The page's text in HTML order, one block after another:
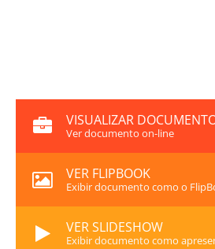
VISUALIZAR
Ver documento on-line
VER FLIPBOOK
Exibir documento como o
VER SLIDESHOW
Exibir documento como